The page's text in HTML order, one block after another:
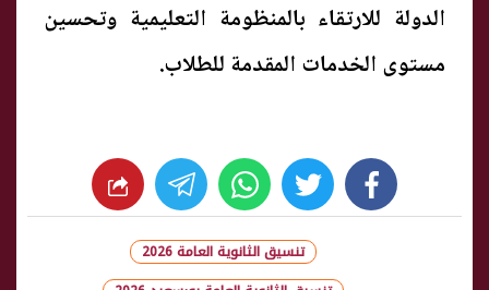
الدولة للارتقاء بالمنظومة التعليمية وتحسين
مستوى الخدمات المقدمة للطلاب.
facebook
twitter
whats
تنسيق الثانوية العامة 2026